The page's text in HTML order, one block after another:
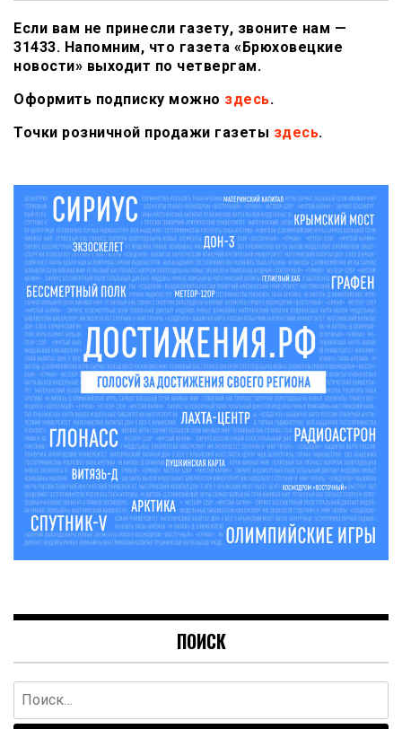
Если вам не принесли газету, звоните нам —
31433. Напомним, что газета «Брюховецкие
новости» выходит по четвергам.
Оформить подписку можно здесь.
Точки розничной продажи газеты здесь.
ПОИСК
Найти: